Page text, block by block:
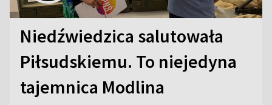
Niedźwiedzica salutowała
Piłsudskiemu. To niejedyna
tajemnica Modlina